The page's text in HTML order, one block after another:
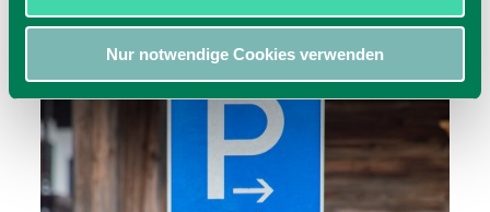
Nur notwendige Cookies verwenden